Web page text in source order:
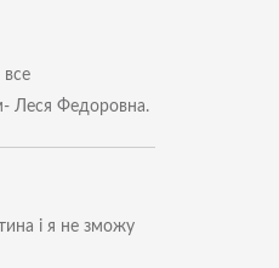
Леся Федоровна.
і я не зможу